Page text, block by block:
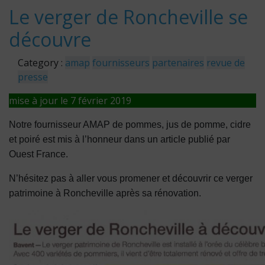
Le verger de Roncheville se
découvre
Category : amap fournisseurs partenaires revue de
presse
mise à jour le 7 février 2019
Notre fournisseur AMAP de pommes, jus de pomme, cidre
et poiré est mis à l’honneur dans un article publié par
Ouest France.
N’hésitez pas à aller vous promener et découvrir ce verger
patrimoine à Roncheville après sa rénovation.